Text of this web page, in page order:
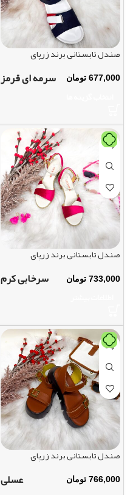
صندل تابستانی برند زرپای
677,000 تومان سرمه ای قرمز
صندل تابستانی برند زرپای
733,000 تومان سرخابی کرم
صندل تابستانی برند زرپای
766,000 تومان عسلی